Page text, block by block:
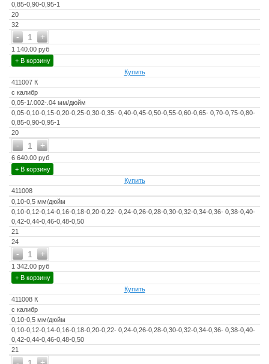
0,85-0,90-0,95-1
20
32
+
- 1
1 140.00 руб
+ В корзину
Купить
411007 К
с калибр
0,05-1/.002-.04 мм/дюйм
0,05-0,10-0,15-0,20-0,25-0,30-0,35- 0,40-0,45-0,50-0,55-0,60-0,65- 0,70-0,75-0,80-
0,85-0,90-0,95-1
20
+
- 1
6 640.00 руб
+ В корзину
Купить
411008
0,10-0,5 мм/дюйм
0,10-0,12-0,14-0,16-0,18-0,20-0,22- 0,24-0,26-0,28-0,30-0,32-0,34-0,36- 0,38-0,40-
0,42-0,44-0,46-0,48-0,50
21
24
+
- 1
1 342.00 руб
+ В корзину
Купить
411008 К
с калибр
0,10-0,5 мм/дюйм
0,10-0,12-0,14-0,16-0,18-0,20-0,22- 0,24-0,26-0,28-0,30-0,32-0,34-0,36- 0,38-0,40-
0,42-0,44-0,46-0,48-0,50
21